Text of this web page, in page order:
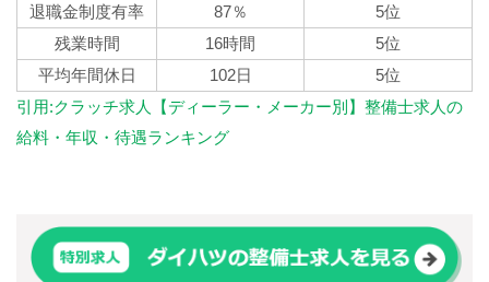
退職金制度有率
87％
5位
残業時間
16時間
5位
平均年間休日
102日
5位
引用:クラッチ求人【ディーラー・メーカー別】整備士求人の
給料・年収・待遇ランキング